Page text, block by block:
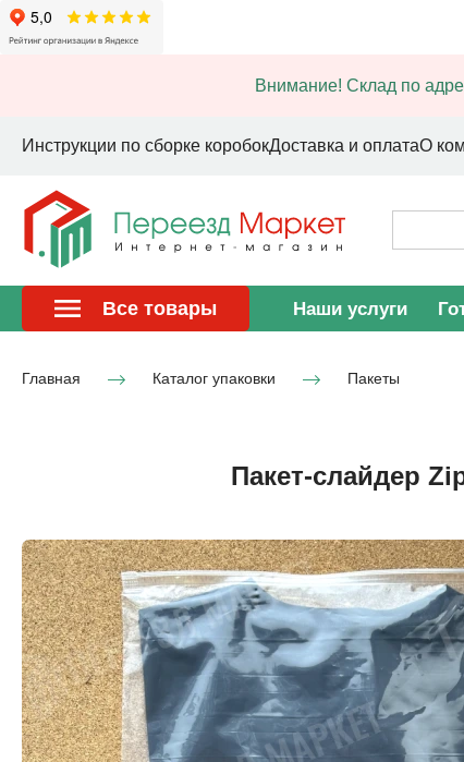
Внимание! Склад по
Инструкции по сборке коробокДоставка и оплатаО
Все товары Наши услуги
Главная Каталог упаковки Пакеты
Пакет-слайдер